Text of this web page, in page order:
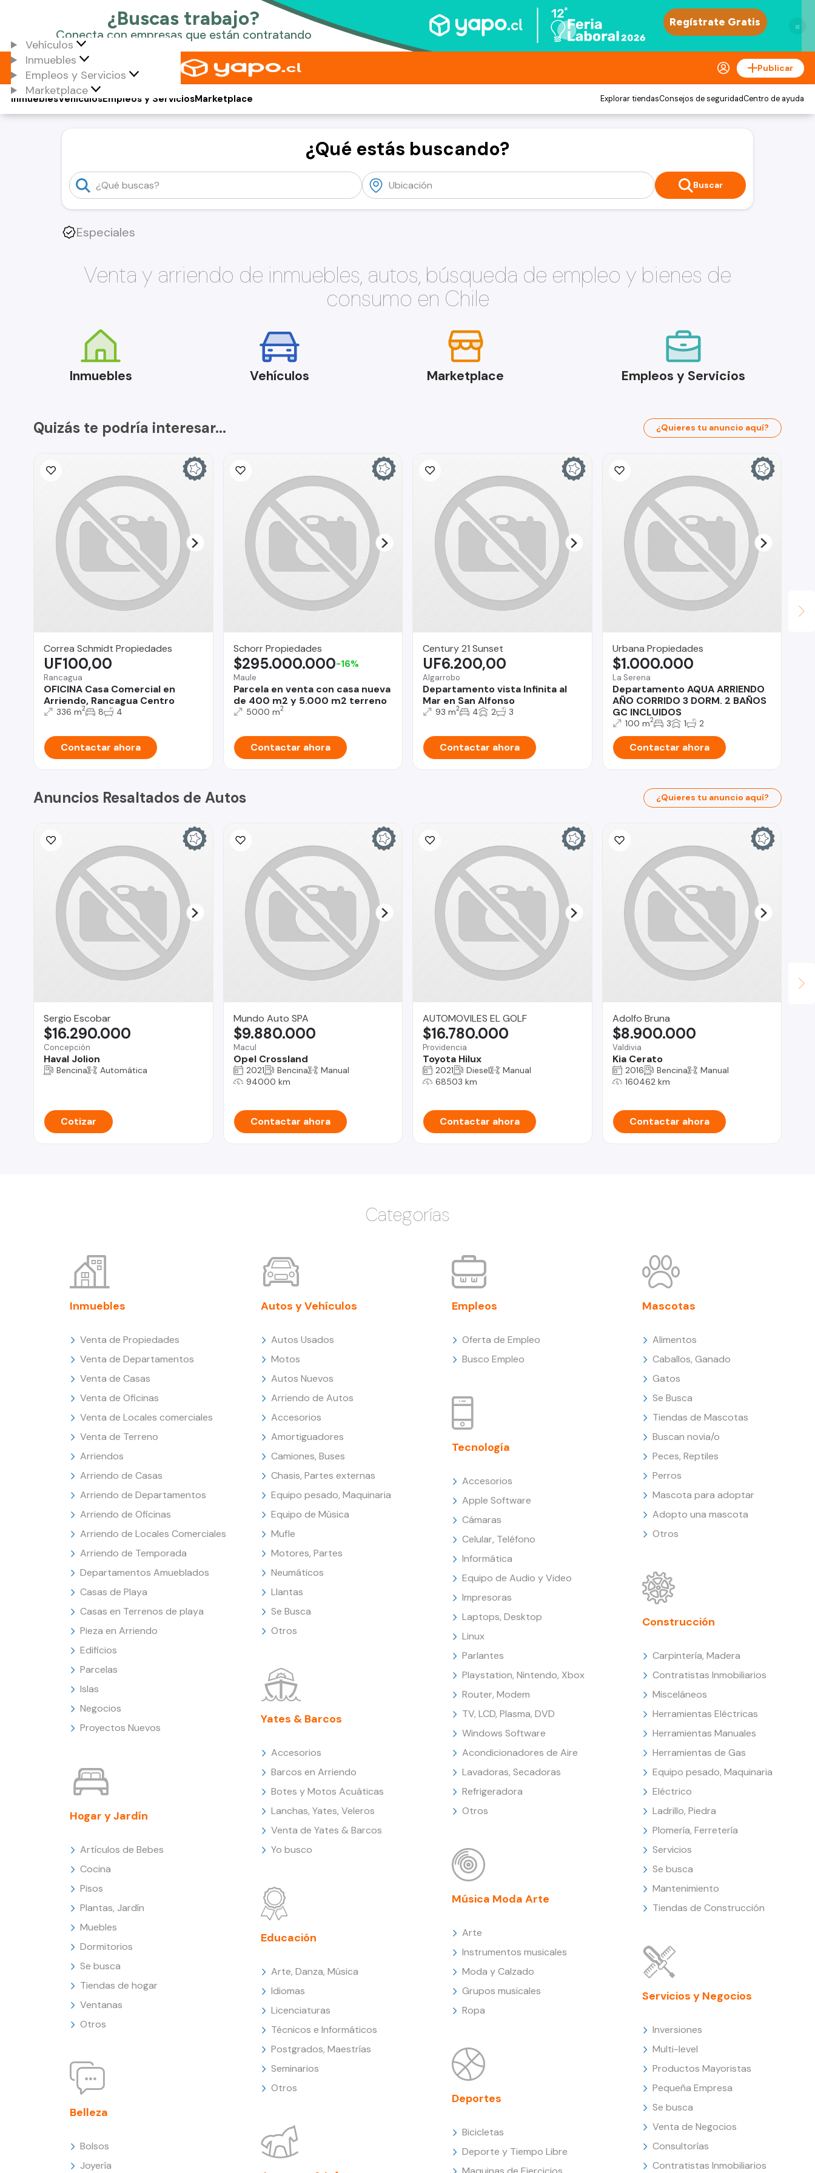
×
Vehículos
Inmuebles
Empleos y Servicios
Marketplace
Publicar
Vehículos
Inmuebles Empleos y ServiciosMarketplace Explorar tiendasConsejos de seguridadCentro de ayuda
¿Qué estás buscando?
Buscar
Especiales
Venta y arriendo de inmuebles, autos, búsqueda de empleo y bienes de
consumo en Chile
Inmuebles Vehículos Marketplace Empleos y Servicios
Quizás te podría interesar... ¿Quieres tu anuncio aquí?
Correa Schmidt Propiedades
Rancagua
OFICINA Casa Comercial en
Arriendo, Rancagua Centro
UF100,00
336 m2 8 4
Contactar ahora
Schorr Propiedades
Maule
Parcela en venta con casa nueva
de 400 m2 y 5.000 m2 terreno
$295.000.000-16%
5000 m2
Contactar ahora
Century 21 Sunset
Algarrobo
Departamento vista Infinita al
Mar en San Alfonso
UF6.200,00
93 m2 4 2 3
Contactar ahora
Urbana Propiedades
La Serena
Departamento AQUA ARRIENDO
AÑO CORRIDO 3 DORM. 2 BAÑOS
GC INCLUIDOS
$1.000.000
100 m2 3 1 2
Contactar ahora
Anuncios Resaltados de Autos ¿Quieres tu anuncio aquí?
Sergio Escobar
Concepción
Haval Jolion
$16.290.000
Bencina Automática
Cotizar
Mundo Auto SPA
Macul
Opel Crossland
$9.880.000
2021 Bencina
Manual
94000 km
Contactar ahora
AUTOMOVILES EL GOLF
Providencia
Toyota Hilux
$16.780.000
2021 Diesel
Manual
68503 km
Contactar ahora
Adolfo Bruna
Valdivia
Kia Cerato
$8.900.000
2016 Bencina
Manual
160462 km
Contactar ahora
Categorías
Inmuebles
Venta de Propiedades
Venta de Departamentos
Venta de Casas
Venta de Oficinas
Venta de Locales comerciales
Venta de Terreno
Arriendos
Arriendo de Casas
Arriendo de Departamentos
Arriendo de Oficinas
Arriendo de Locales Comerciales
Arriendo de Temporada
Departamentos Amueblados
Casas de Playa
Casas en Terrenos de playa
Pieza en Arriendo
Edificios
Parcelas
Islas
Negocios
Proyectos Nuevos
Hogar y Jardín
Artículos de Bebes
Cocina
Pisos
Plantas, Jardín
Muebles
Dormitorios
Se busca
Tiendas de hogar
Ventanas
Otros
Belleza
Bolsos
Joyería
Autos y Vehículos
Autos Usados
Motos
Autos Nuevos
Arriendo de Autos
Accesorios
Amortiguadores
Camiones, Buses
Chasis, Partes externas
Equipo pesado, Maquinaria
Equipo de Música
Mufle
Motores, Partes
Neumáticos
Llantas
Se Busca
Otros
Yates & Barcos
Accesorios
Barcos en Arriendo
Botes y Motos Acuáticas
Lanchas, Yates, Veleros
Venta de Yates & Barcos
Yo busco
Educación
Arte, Danza, Música
Idiomas
Licenciaturas
Técnicos e Informáticos
Postgrados, Maestrías
Seminarios
Otros
Empleos
Oferta de Empleo
Busco Empleo
Tecnología
Accesorios
Apple Software
Cámaras
Celular, Teléfono
Informática
Equipo de Audio y Video
Impresoras
Laptops, Desktop
Linux
Parlantes
Playstation, Nintendo, Xbox
Router, Modem
TV, LCD, Plasma, DVD
Windows Software
Acondicionadores de Aire
Lavadoras, Secadoras
Refrigeradora
Otros
Música Moda Arte
Arte
Instrumentos musicales
Moda y Calzado
Grupos musicales
Ropa
Deportes
Bicicletas
Deporte y Tiempo Libre
Mascotas
Alimentos
Caballos, Ganado
Gatos
Se Busca
Tiendas de Mascotas
Buscan novia/o
Peces, Reptiles
Perros
Mascota para adoptar
Adopto una mascota
Otros
Construcción
Carpintería, Madera
Contratistas Inmobiliarios
Misceláneos
Herramientas Eléctricas
Herramientas Manuales
Herramientas de Gas
Equipo pesado, Maquinaria
Eléctrico
Ladrillo, Piedra
Plomería, Ferretería
Servicios
Se busca
Mantenimiento
Tiendas de Construcción
Servicios y Negocios
Inversiones
Multi-level
Productos Mayoristas
Pequeña Empresa
Se busca
Venta de Negocios
Consultorías
Contratistas Inmobiliarios